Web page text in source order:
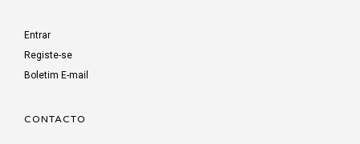
Entrar
Registe-se
Boletim E-mail
CONTACTO